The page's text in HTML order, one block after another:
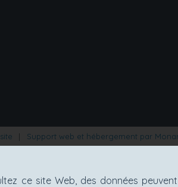
| Support web et hébergement par
ce site Web, des données